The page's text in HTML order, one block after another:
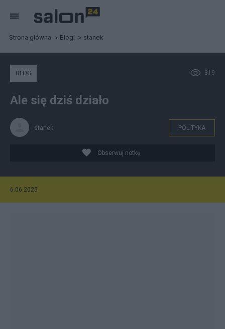
Strona główna Blogi stanek
319
BLOG
Ale się dziś działo
stanek POLITYKA
Obserwuj notkę
6.06.2025